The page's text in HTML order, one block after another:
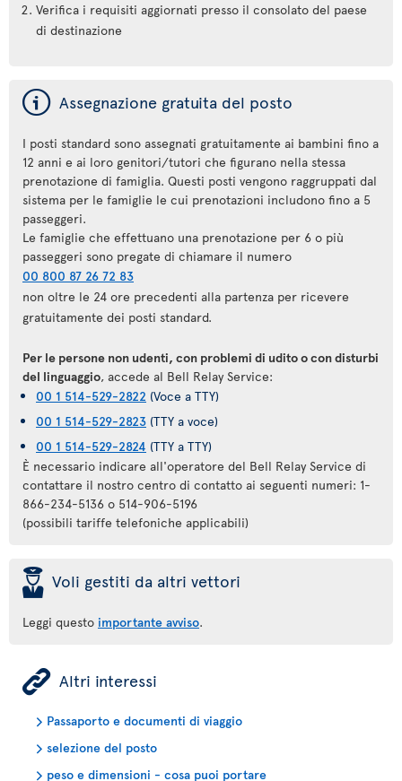
Verifica i requisiti aggiornati presso il consolato del paese
di destinazione
ý Assegnazione gratuita del posto
I posti standard sono assegnati gratuitamente ai bambini fino a
12 anni e ai loro genitori/tutori che figurano nella stessa
prenotazione di famiglia. Questi posti vengono raggruppati dal
sistema per le famiglie le cui prenotazioni includono fino a 5
passeggeri.
Le famiglie che effettuano una prenotazione per 6 o più
passeggeri sono pregate di chiamare il numero
00 800 87 26 72 83
non oltre le 24 ore precedenti alla partenza per ricevere
gratuitamente dei posti standard.
Per le persone non udenti, con problemi di udito o con disturbi
del linguaggio, accede al Bell Relay Service:
00 1 514-529-2822 (Voce a TTY)
00 1 514-529-2823 (TTY a voce)
00 1 514-529-2824 (TTY a TTY)
È necessario indicare all'operatore del Bell Relay Service di
contattare il nostro centro di contatto ai seguenti numeri: 1-
866-234-5136 o 514-906-5196
(possibili tariffe telefoniche applicabili)
þ Voli gestiti da altri vettori
Leggi questo importante avviso.
ÿ Altri interessi
Passaporto e documenti di viaggio
selezione del posto
peso e dimensioni - cosa puoi portare